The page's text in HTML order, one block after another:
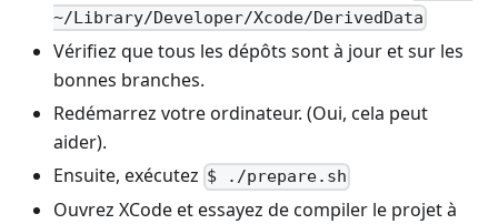
~/Library/Developer/Xcode/DerivedData
Vérifiez que tous les dépôts sont à jour et sur les
bonnes branches.
Redémarrez votre ordinateur. (Oui, cela peut
aider).
Ensuite, exécutez $ ./prepare.sh
Ouvrez XCode et essayez de compiler le projet à